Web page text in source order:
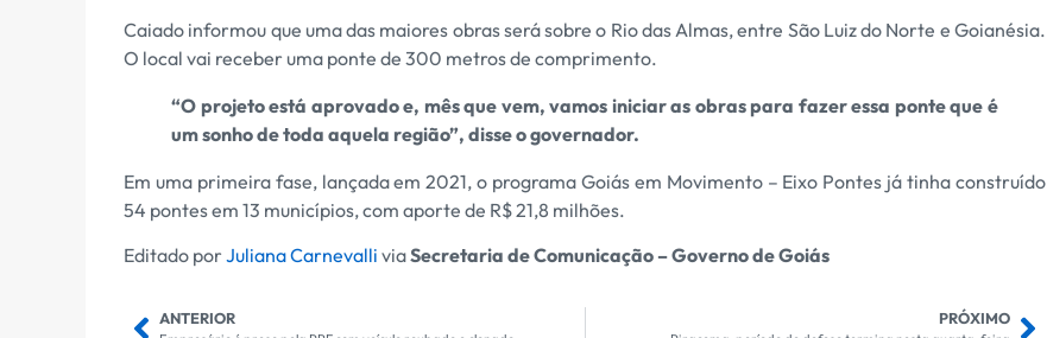
Caiado informou que uma das maiores obras será sobre o Rio das Almas, entre São Luiz do Norte e Goianésia.
O local vai receber uma ponte de 300 metros de comprimento.
“O projeto está aprovado e, mês que vem, vamos iniciar as obras para fazer essa ponte que é
um sonho de toda aquela região”, disse o governador.
Em uma primeira fase, lançada em 2021, o programa Goiás em Movimento – Eixo Pontes já tinha construído
54 pontes em 13 municípios, com aporte de R$ 21,8 milhões.
Editado porJuliana Carnevalli viaSecretaria de Comunicação – Governo de Goiás
ANTERIOR PRÓXIMO